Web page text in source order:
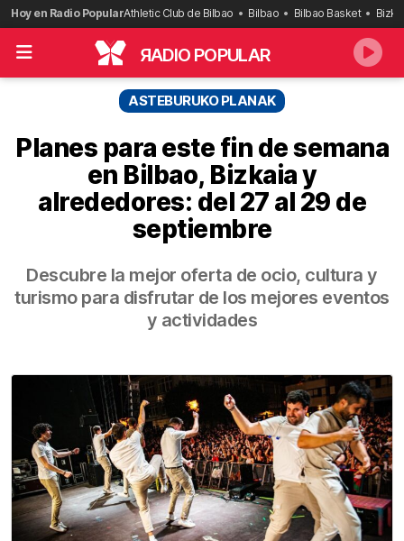
Saltar
al
contenido
Hoy en Radio PopularAthletic Club de Bilbao Bilbao Bilbao Basket
RADIO POPULAR
ASTEBURUKO PLANAK
Planes para este fin de semana
en Bilbao, Bizkaia y
alrededores: del 27 al 29 de
septiembre
Descubre la mejor oferta de ocio, cultura y
turismo para disfrutar de los mejores eventos
y actividades